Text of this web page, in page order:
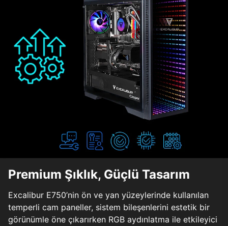
Premium Şıklık, Güçlü Tasarım
Excalibur E750’nin ön ve yan yüzeylerinde kullanılan
temperli cam paneller, sistem bileşenlerini estetik bir
görünümle öne çıkarırken RGB aydınlatma ile etkileyici